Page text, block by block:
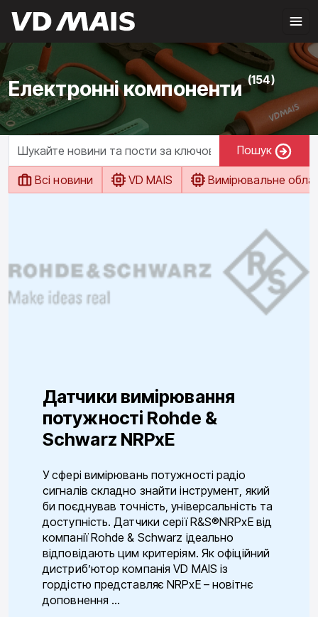
Електронні компоненти (154)
Пошук
Всі новини VD MAIS Вимірювальне
Датчики вимірювання
потужності Rohde &
Schwarz NRPxE
У сфері вимірювань потужності радіо
сигналів складно знайти інструмент, який
би поєднував точність, універсальність та
доступність. Датчики серії R&S®NRPxE від
компанії Rohde & Schwarz ідеально
відповідають цим критеріям. Як офіційний
дистриб’ютор компанія VD MAIS із
гордістю представляє NRPxE – новітнє
доповнення ...